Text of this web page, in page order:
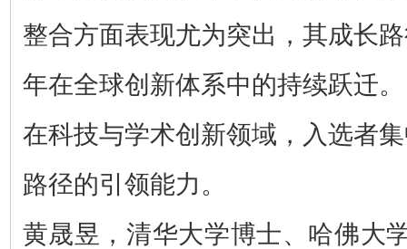
整合方面表现尤为突出，其成长
年在全球创新体系中的持续跃迁。
在科技与学术创新领域，入选者
路径的引领能力。
黄晟昱，清华大学博士、哈佛大